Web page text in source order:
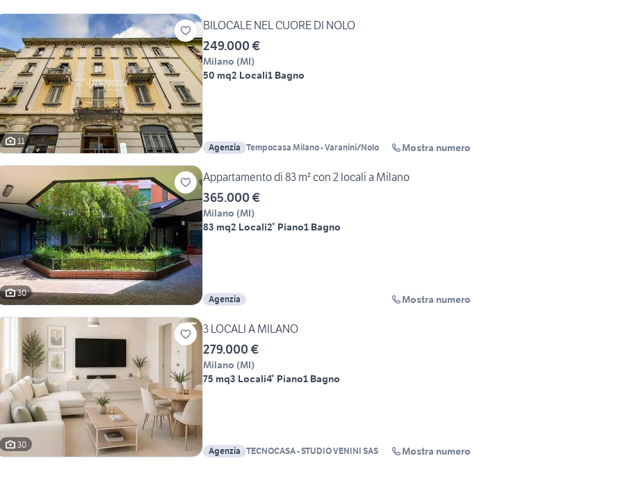
11
BILOCALE NEL CUORE DI NOLO
249.000 €
Milano (MI)
50 mq2 Locali1 Bagno
Agenzia Tempocasa Milano - Varanini/Nolo Mostra numero
30
Appartamento di 83 m² con 2 locali a Milano
365.000 €
Milano (MI)
83 mq2 Locali2° Piano1 Bagno
Agenzia Mostra numero
30
3 LOCALI A MILANO
279.000 €
Milano (MI)
75 mq3 Locali4° Piano1 Bagno
Agenzia TECNOCASA - STUDIO VENINI SAS Mostra numero